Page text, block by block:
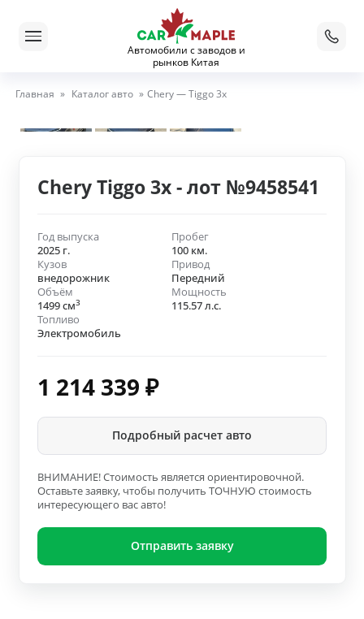
Автомобили с заводов и
рынков Китая
Главная » Каталог авто » Chery — Tiggo 3x
Chery Tiggo 3x - лот №9458541
Год выпуска
2025 г.
Пробег
100 км.
Кузов
внедорожник
Привод
Передний
Объём
1499 см3
Мощность
115.57 л.с.
Топливо
Электромобиль
1 214 339 ₽
Подробный расчет авто
ВНИМАНИЕ! Стоимость является ориентировочной.
Оставьте заявку, чтобы получить ТОЧНУЮ стоимость
интересующего вас авто!
Отправить заявку